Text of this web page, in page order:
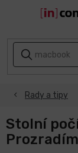
AKCE
SLEVY
ZPÁTKY
Rady a tipy
Stolní